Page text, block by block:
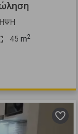
45 m2